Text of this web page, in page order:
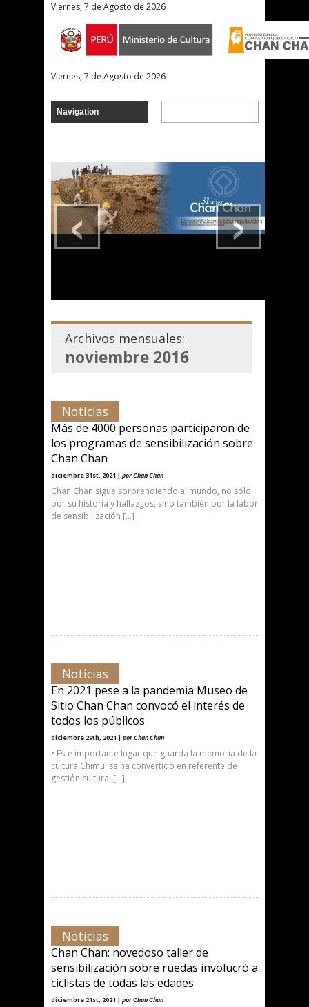
Viernes, 7 de Agosto de 2026
Viernes, 7 de Agosto de 2026
›
‹
Archivos mensuales:
noviembre 2016
Noticias
Más de 4000 personas participaron de
los programas de sensibilización sobre
Chan Chan
diciembre 31st, 2021 | por Chan Chan
Chan Chan sigue sorprendiendo al mundo, no sólo
por su historia y hallazgos, sino también por la labor
de sensibilización […]
Noticias
En 2021 pese a la pandemia Museo de
Sitio Chan Chan convocó el interés de
todos los públicos
diciembre 29th, 2021 | por Chan Chan
• Este importante lugar que guarda la memoria de la
cultura Chimú, se ha convertido en referente de
gestión cultural […]
Noticias
Chan Chan: novedoso taller de
sensibilización sobre ruedas involucró a
ciclistas de todas las edades
diciembre 21st, 2021 | por Chan Chan